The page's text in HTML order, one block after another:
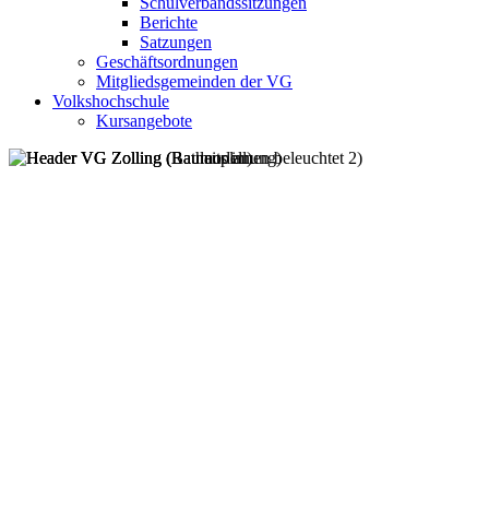
Berichte
Satzungen
Geschäftsordnungen
Mitgliedsgemeinden der VG
Volkshochschule
Kursangebote